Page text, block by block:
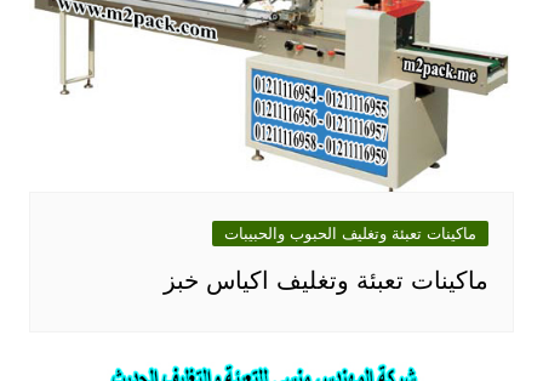
ماكينات تعبئة وتغليف الحبوب والحبيبات
ماكينات تعبئة وتغليف اكياس خبز